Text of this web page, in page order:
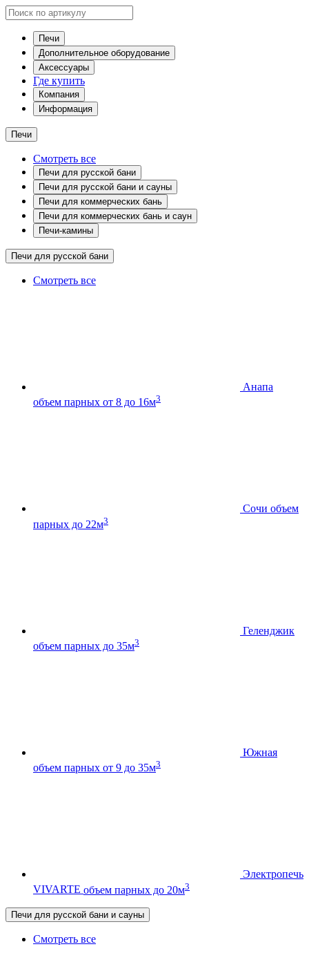
Печи
Дополнительное оборудование
Аксессуары
Где купить
Компания
Информация
Печи
Смотреть все
Печи для русской бани
Печи для русской бани и сауны
Печи для коммерческих бань
Печи для коммерческих бань и саун
Печи-камины
Печи для русской бани
Смотреть все
Анапа
объем парных от 8 до 16м3
Сочи объем
парных до 22м3
Геленджик
объем парных до 35м3
Южная
объем парных от 9 до 35м3
Электропечь
VIVARTE объем парных до 20м3
Печи для русской бани и сауны
Смотреть все